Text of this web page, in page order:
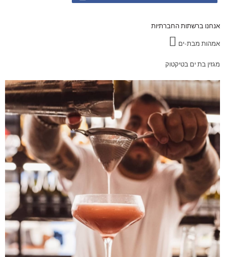
אנחנו ברשתות החברתיות
אמהות מבת-ים
מגזין בת ים בטיקטוק